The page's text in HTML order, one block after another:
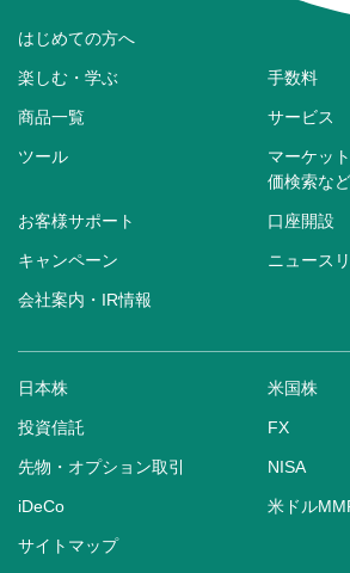
はじめての方へ
楽しむ・学ぶ 手数料
商品一覧 サービス
ツール
マーケッ
価検索な
お客様サポート 口座開設
キャンペーン ニュース
会社案内・IR情報
日本株 米国株
投資信託 FX
先物・オプション取引 NISA
iDeCo 米ドル
サイトマップ